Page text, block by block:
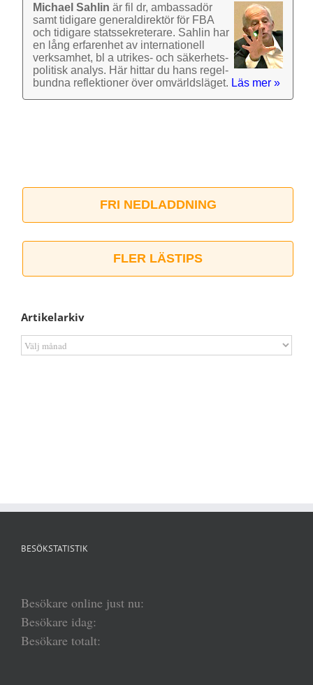
Michael Sahlin är fil dr, ambassadör
samt tidigare general­direktör för FBA
och tidigare stats­sekre­terare. Sahlin har
en lång erfarenhet av inter­nationell
verk­samhet, bl a utrikes- och säkerhets­
politisk analys. Här hittar du hans regel­
bundna reflek­tioner över omvärlds­läget. Läs mer »
FRI NEDLADDNING
FLER LÄSTIPS
Artikelarkiv
Artikelarkiv
BESÖKSTATISTIK
Besökare online just nu:
Besökare idag:
Besökare totalt: